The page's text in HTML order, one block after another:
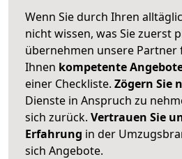
Wenn Sie durch Ihren
nicht wissen, was Sie zuerst
übernehmen unsere Partner
Ihnen kompetente
einer Checkliste. Zögern Sie
Dienste in Anspruch zu
sich zurück. Vertrauen Sie
Erfahrung in der
sich Angebote.